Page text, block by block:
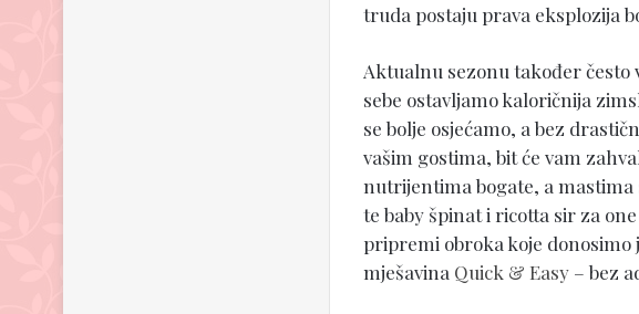
truda postaju prava eksplozija
Aktualnu sezonu također često
sebe ostavljamo kaloričnija
se bolje osjećamo, a bez
vašim gostima, bit će vam
nutrijentima bogate, a mastima
te baby špinat i ricotta sir za
pripremi obroka koje
mješavina Quick & Easy – bez